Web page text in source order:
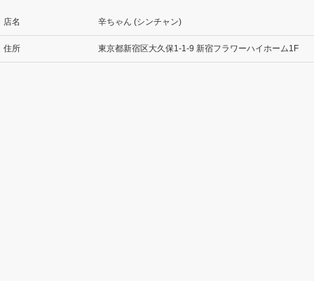
店名 辛ちゃん (シンチャン)
住所 東京都新宿区大久保1-1-9 新宿フラワーハイホーム1F